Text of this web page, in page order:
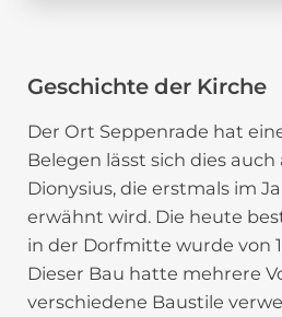
Geschichte der Kirche
Der Ort Seppenrade hat
Belegen lässt sich dies
Dionysius, die erstmals im
erwähnt wird. Die heute
in der Dorfmitte wurde von
Dieser Bau hatte mehrere
verschiedene Baustile